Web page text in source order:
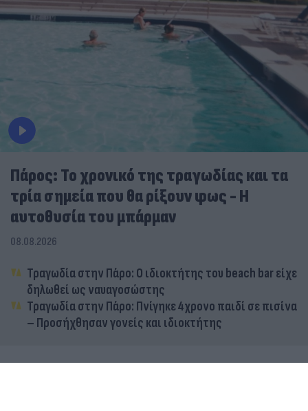
Πάρος: Το χρονικό της τραγωδίας και τα
τρία σημεία που θα ρίξουν φως - Η
αυτοθυσία του μπάρμαν
08.08.2026
Τραγωδία στην Πάρο: Ο ιδιοκτήτης του beach bar είχε
δηλωθεί ως ναυαγοσώστης
Τραγωδία στην Πάρο: Πνίγηκε 4χρονο παιδί σε πισίνα
– Προσήχθησαν γονείς και ιδιοκτήτης